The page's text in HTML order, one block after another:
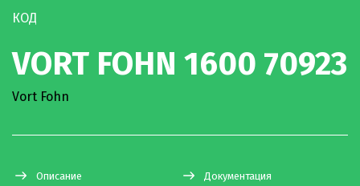
КОД
VORT FOHN 1600 70923
Vort Fohn
Описание Документация